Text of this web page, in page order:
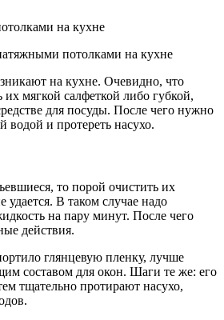
потолками на кухне
на кухне. Очевидно, что
их мягкой салфеткой либо губкой,
для посуды. После чего нужно
водой и протереть насухо.
то порой очистить их
В таком случае надо
на пару минут. После чего
действия.
глянцевую пленку, лучше
составом для окон. Шаги те же: его
тщательно протирают насухо,